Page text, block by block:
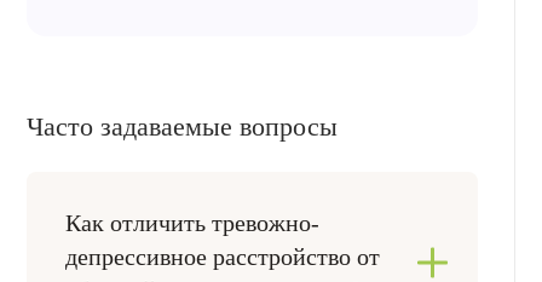
Часто задаваемые вопросы
Как отличить тревожно-
депрессивное расстройство от